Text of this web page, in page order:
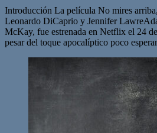
Introducción La película No mires
Leonardo DiCaprio y Jennifer
McKay, fue estrenada en Netflix el 24
pesar del toque apocalíptico poco